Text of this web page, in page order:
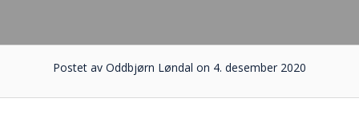
Postet av Oddbjørn Løndal on 4. desember 2020